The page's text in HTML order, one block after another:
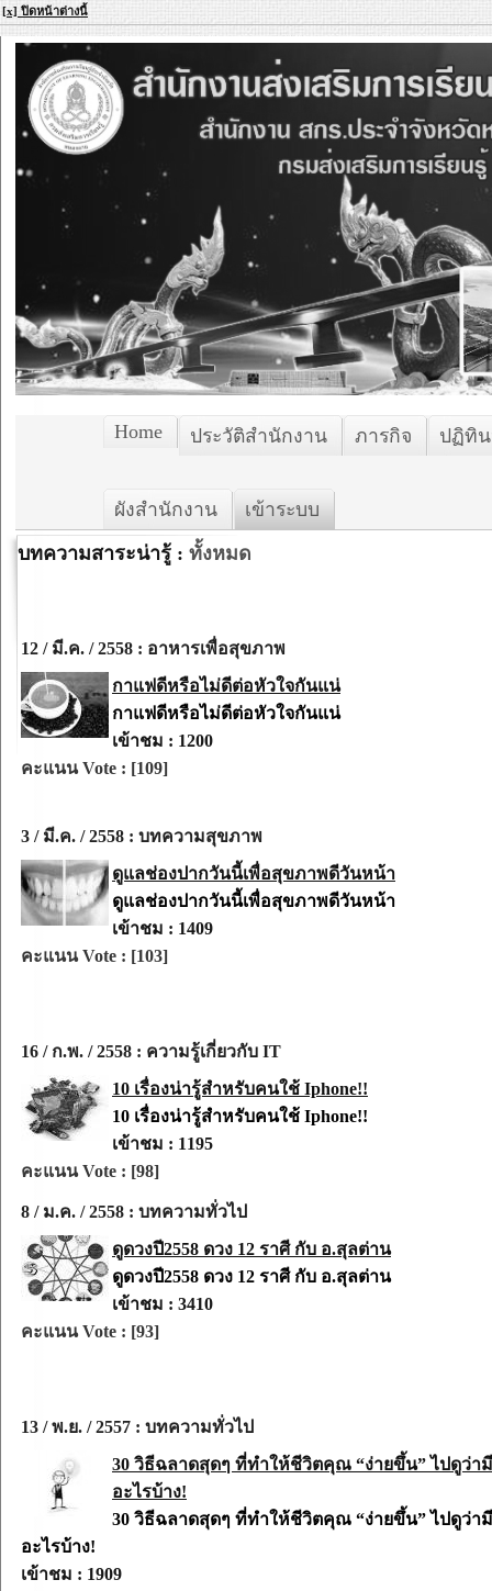
[x] ปิดหน้าต่างนี้
Home ประวัติสำนักงาน ภารกิจ ปฏิทิ
ผังสำนักงาน
เข้าระบบ
บทความสาระน่ารู้ : ทั้งหมด
12 / มี.ค. / 2558 : อาหารเพื่อสุขภาพ
กาแฟดีหรือไม่ดีต่อหัวใจกันแน่
กาแฟดีหรือไม่ดีต่อหัวใจกันแน่
เข้าชม : 1200
คะแนน Vote : [109]
3 / มี.ค. / 2558 : บทความสุขภาพ
ดูแลช่องปากวันนี้เพื่อสุขภาพดีวันหน้า
ดูแลช่องปากวันนี้เพื่อสุขภาพดีวันหน้า
เข้าชม : 1409
คะแนน Vote : [103]
16 / ก.พ. / 2558 : ความรู้เกี่ยวกับ IT
10 เรื่องน่ารู้สำหรับคนใช้ Iphone!!
10 เรื่องน่ารู้สำหรับคนใช้ Iphone!!
เข้าชม : 1195
คะแนน Vote : [98]
8 / ม.ค. / 2558 : บทความทั่วไป
ดูดวงปี2558 ดวง 12 ราศี กับ อ.สุลต่าน
ดูดวงปี2558 ดวง 12 ราศี กับ อ.สุลต่าน
เข้าชม : 3410
คะแนน Vote : [93]
13 / พ.ย. / 2557 : บทความทั่วไป
30 วิธีฉลาดสุดๆ ที่ทำให้ชีวิตคุณ “ง่ายขึ้น” ไปดูว่ามี
อะไรบ้าง!
30 วิธีฉลาดสุดๆ ที่ทำให้ชีวิตคุณ “ง่ายขึ้น” ไปดูว่ามี
อะไรบ้าง!
เข้าชม : 1909